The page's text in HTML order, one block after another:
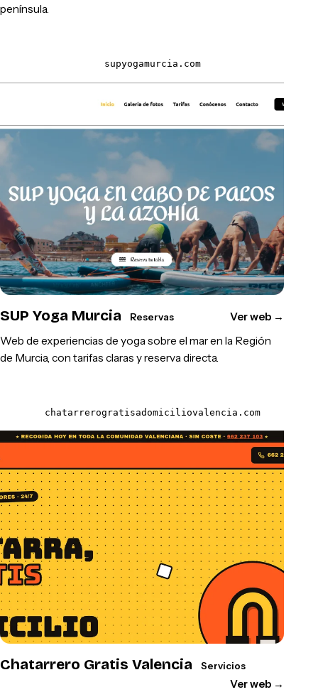
península.
supyogamurcia.com
SUP Yoga Murcia Reservas Ver web →
Web de experiencias de yoga sobre el mar en la Región
de Murcia, con tarifas claras y reserva directa.
chatarrerogratisadomiciliovalencia.com
Chatarrero Gratis Valencia Servicios
Ver web →